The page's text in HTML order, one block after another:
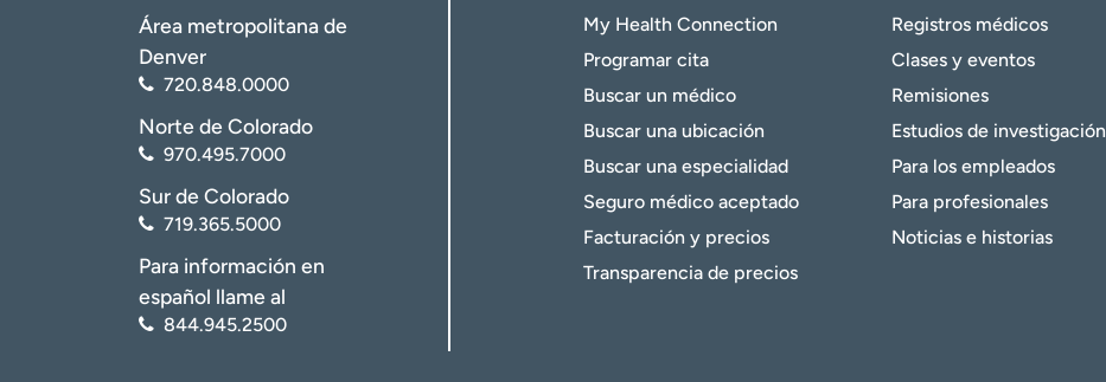
Área metropolitana de
Denver
720.848.0000
Norte de Colorado
970.495.7000
Sur de Colorado
719.365.5000
Para información en
español llame al
844.945.2500
My Health Connection
Programar cita
Buscar un médico
Buscar una ubicación
Buscar una especialidad
Seguro médico aceptado
Facturación y precios
Transparencia de precios
Registros médicos
Clases y eventos
Remisiones
Estudios de investigación
Para los empleados
Para profesionales
Noticias e historias